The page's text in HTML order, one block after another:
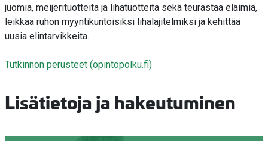
juomia, meijerituotteita ja lihatuotteita sekä teurastaa eläimiä,
leikkaa ruhon myyntikuntoisiksi lihalajitelmiksi ja kehittää
uusia elintarvikkeita.
Tutkinnon perusteet (opintopolku.fi)
Lisätietoja ja hakeutuminen